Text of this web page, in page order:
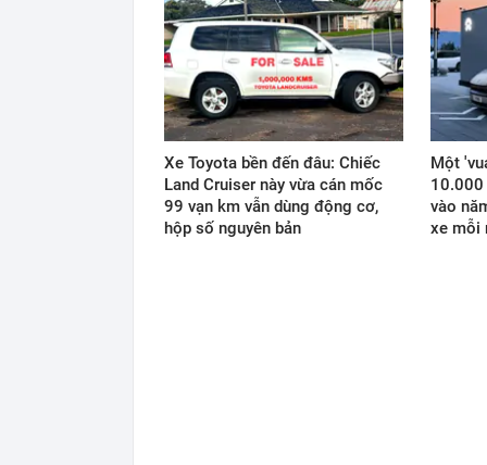
Xe Toyota bền đến đâu: Chiếc
Land Cruiser này vừa cán mốc
99 vạn km vẫn dùng động cơ,
hộp số nguyên bản
Một
vào
xe mỗi